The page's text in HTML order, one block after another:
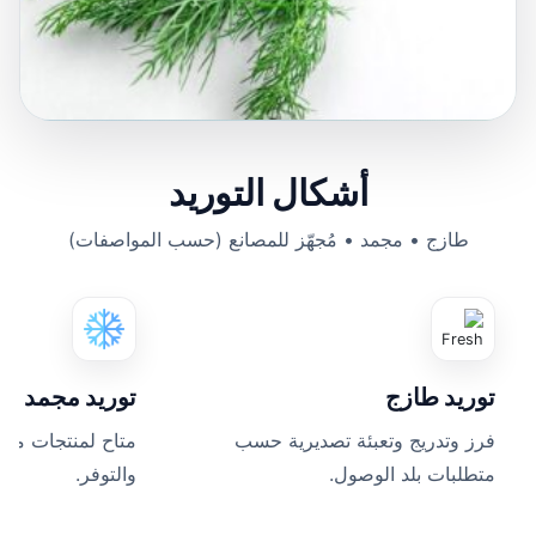
أشكال التوريد
طازج • مجمد • مُجهّز للمصانع (حسب المواصفات)
توريد طازج
فرز وتدريج وتعبئة تصديرية حسب
متطلبات بلد الوصول.
توريد مجمد
متاح لمنتجات
والتوفر.